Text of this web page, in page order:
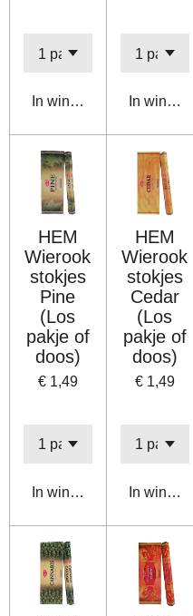
In winkelwagenIn
HEM
Wierook
stokjes
Pine
(Los
pakje of
doos)
€ 1,49
In winkelwagen
HEM
Wierook
stokjes
Cedar
(Los
pakje of
doos)
€ 1,49
In